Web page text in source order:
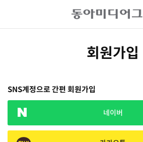
회원가입
SNS계정으로 간편 회원가입
네이버